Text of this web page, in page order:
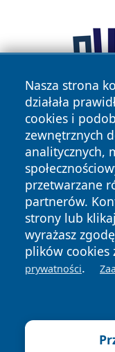
Nasza strona
działała
cookies i
zewnętrznych
analitycznych,
przetwarzane
partnerów.
strony lub
wyrażasz
plików cookies
prywatności.
Copyright © 2026
zastrzeżone.
News Autorzy